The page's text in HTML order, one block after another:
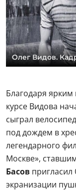
Олег Видов.
Благодаря
курсе Видова
сыграл
под дождем в
легендарного
Москве»,
Басов пригласил
экранизации